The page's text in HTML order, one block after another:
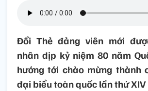
Đổi Thẻ đảng viên mới
nhân dịp kỷ niệm 80 năm
hướng tới chào mừng thành
đại biểu toàn quốc lần thứ